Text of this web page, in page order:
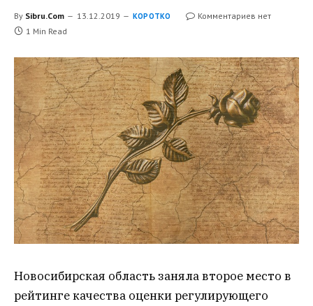
By Sibru.Com 13.12.2019 КОРОТКО
Комментариев нет
1 Min Read
Новосибирская область заняла второе место в
рейтинге качества оценки регулирующего